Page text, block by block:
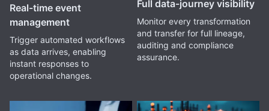
Real-time event
management
Trigger automated workflows
as data arrives, enabling
instant responses to
operational changes.
Full data-journey visibility
Monitor every transformation
and transfer for full lineage,
auditing and compliance
assurance.